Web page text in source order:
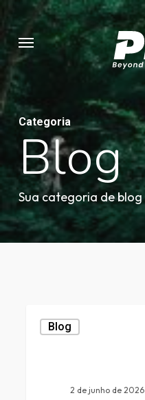
para
conteúdo
principal
Menu
Categoria
Blog
Sua categoria de blog
Blog
2 de junho de 2026